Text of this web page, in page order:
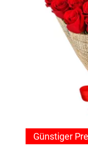
Günstiger